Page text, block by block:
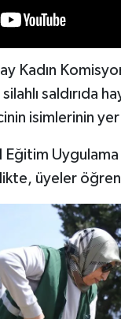
Kadın
saldırıda
isimlerinin
Eğitim
üyeler